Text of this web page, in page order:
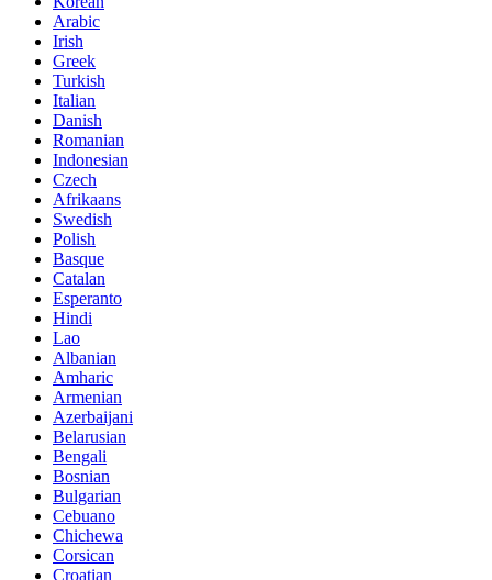
Arabic
Irish
Greek
Turkish
Italian
Danish
Romanian
Indonesian
Czech
Afrikaans
Swedish
Polish
Basque
Catalan
Esperanto
Hindi
Lao
Albanian
Amharic
Armenian
Azerbaijani
Belarusian
Bengali
Bosnian
Bulgarian
Cebuano
Chichewa
Corsican
Croatian